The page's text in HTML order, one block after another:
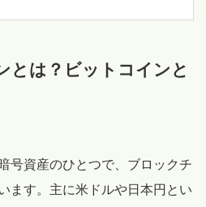
とは？ビットコインと
号資産のひとつで、ブロックチ
ます。主に米ドルや日本円とい